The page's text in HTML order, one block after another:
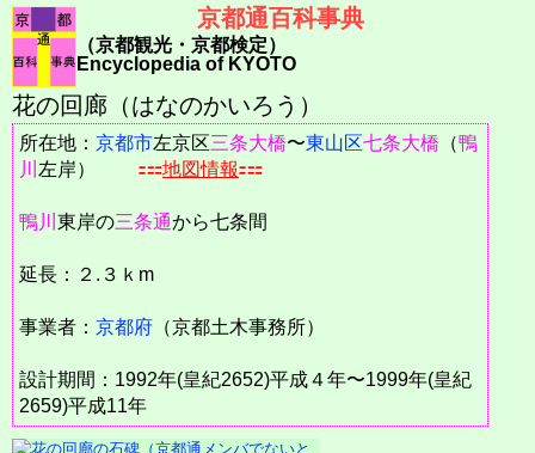
京都通百科事典
（京都観光・京都検定）
Encyclopedia of KYOTO
花の回廊（はなのかいろう）
所在地： 京都市左京区三条大橋〜東山区七条大橋 （鴨
川 左岸） 地図情報
鴨川 東岸の三条通から七条間
延長：２.３ｋm
事業者： 京都府 （京都土木事務所）
設計期間：1992年(皇紀2652)平成４年〜1999年(皇紀
2659)平成11年